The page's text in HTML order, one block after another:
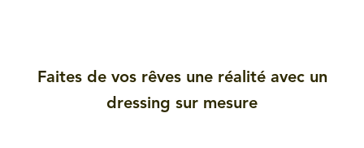
Faites de vos rêves une réalité avec un
dressing sur mesure